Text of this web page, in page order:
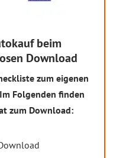
beim
Download
zum eigenen
Folgenden finden
zum Download: